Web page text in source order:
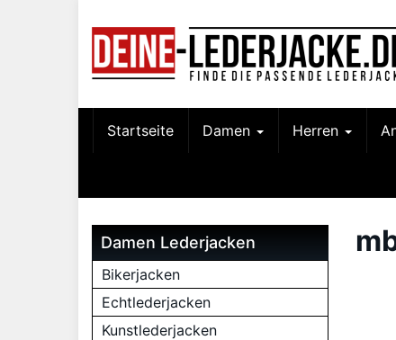
Startseite Damen Herren
Damen Lederjacken
Bikerjacken
Echtlederjacken
Kunstlederjacken